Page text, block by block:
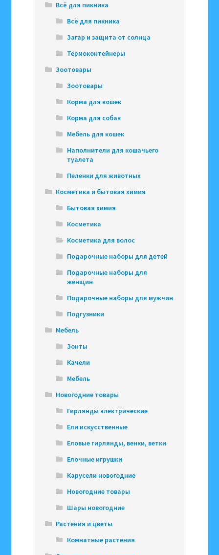
Всё для пикника
Всё для пикника
Загар и защита от солнца
Термоконтейнеры
Зоотовары
Зоотовары
Корма для кошек
Корма для собак
Мебель для кошек
Наполнители для кошачьего
туалета
Пеленки для животных
Косметика и бытовая химия
Бытовая химия
Косметика
Косметика для волос
Подарочные наборы для детей
Подарочные наборы для
женщин
Подарочные наборы для мужчин
Подгузники
Мебель
Зонты
Качели
Мебель
Новогодние товары
Гирлянды электрические
Ели искусственные
Еловые гирлянды, венки, ветки
Елочные игрушки
Карусели новогодние
Новогодние товары
Шары новогодние
Растения и цветы
Комнатные растения